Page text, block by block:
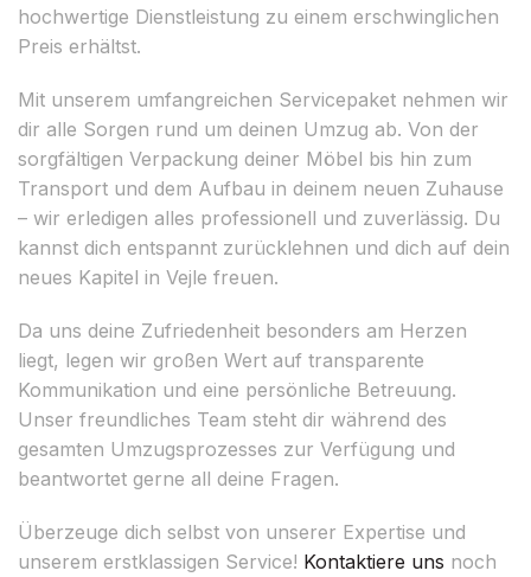
hochwertige Dienstleistung zu einem erschwinglichen
Preis erhältst.
Mit unserem umfangreichen Servicepaket nehmen wir
dir alle Sorgen rund um deinen Umzug ab. Von der
sorgfältigen Verpackung deiner Möbel bis hin zum
Transport und dem Aufbau in deinem neuen Zuhause
– wir erledigen alles professionell und zuverlässig. Du
kannst dich entspannt zurücklehnen und dich auf dein
neues Kapitel in Vejle freuen.
Da uns deine Zufriedenheit besonders am Herzen
liegt, legen wir großen Wert auf transparente
Kommunikation und eine persönliche Betreuung.
Unser freundliches Team steht dir während des
gesamten Umzugsprozesses zur Verfügung und
beantwortet gerne all deine Fragen.
Überzeuge dich selbst von unserer Expertise und
unserem erstklassigen Service! Kontaktiere uns noch